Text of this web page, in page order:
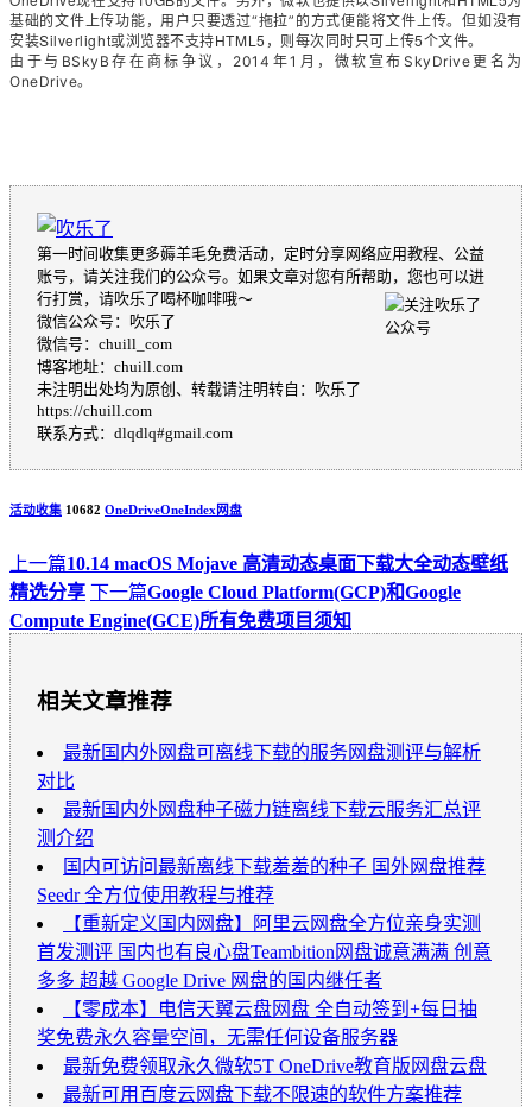
基础的文件上传功能，用户只要透过“拖拉”的方式便能将文件上传。但如没有
安装Silverlight或浏览器不支持HTML5 ，则每次同时只可上传5个文件。
由于与 BSkyB 存在商标争议， 2014 年1 月，微软宣布 SkyDrive更名为
OneDrive。
第一时间收集更多薅羊毛免费活动，定时分享网络应用教程、公益
账号，请关注我们的公众号。如果文章对您有所帮助，您也可以进
行打赏，请吹乐了喝杯咖啡哦～
微信公众号：吹乐了
微信号：chuill_com
博客地址：chuill.com
未注明出处均为原创、转载请注明转自：吹乐了
https://chuill.com
联系方式：dlqdlq#gmail.com
活动收集 10682 OneDriveOneIndex 网盘
上一篇10.14 macOS Mojave 高清动态桌面下载大全动态壁纸
精选分享 下一篇Google Cloud Platform(GCP)和Google
Compute Engine(GCE)所有免费项目须知
相关文章推荐
最新国内外网盘可离线下载的服务网盘测评与解析
对比
最新国内外网盘种子磁力链离线下载云服务汇总评
测介绍
国内可访问最新离线下载羞羞的种子 国外网盘推荐
Seedr 全方位使用教程与推荐
【重新定义国内网盘】阿里云网盘全方位亲身实测
首发测评 国内也有良心盘Teambition网盘诚意满满 创意
多多 超越 Google Drive 网盘的国内继任者
【零成本】电信天翼云盘网盘 全自动签到+每日抽
奖免费永久容量空间，无需任何设备服务器
最新免费领取永久微软5T OneDrive教育版网盘云盘
最新可用百度云网盘下载不限速的软件方案推荐